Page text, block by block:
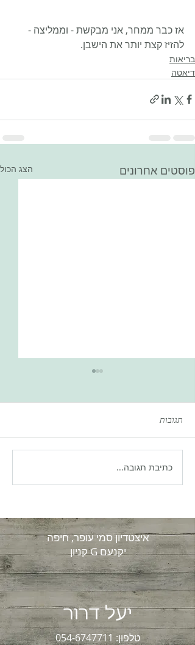
אז כבר ממחר, אני מבקשת - וממליצה -
להזיז קצת יותר את הישבן.
בריאות
דיאטה
פוסטים אחרונים הצג הכול
נתונים מדאיגים: זריקות הרזיה
מאיבוד מסת שריר!
תגובות
כתיבת תגובה...
איצטדיון סמי עופר, חיפה
קניון G יקנעם
יעל דרור
טלפון:054-6747711